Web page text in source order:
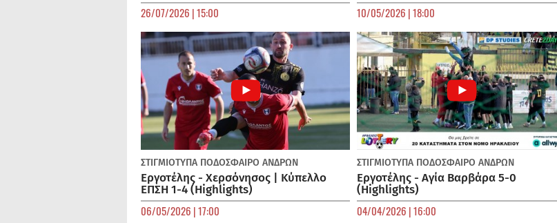
26/07/2026 | 15:00 10/05/2026 | 18:00
ΣΤΙΓΜΙΟΤΥΠΑ ΠΟΔΌΣΦΑΙΡΟ ΑΝΔΡΏΝ
Εργοτέλης - Χερσόνησος | Κύπελλο
ΕΠΣΗ 1-4 (Highlights)
06/05/2026 | 17:00
ΣΤΙΓΜΙΟΤΥΠΑ ΠΟΔΌΣΦΑΙΡΟ ΑΝΔΡΏΝ
Εργοτέλης - Αγία Βαρβάρα 5-0
(Highlights)
04/04/2026 | 16:00